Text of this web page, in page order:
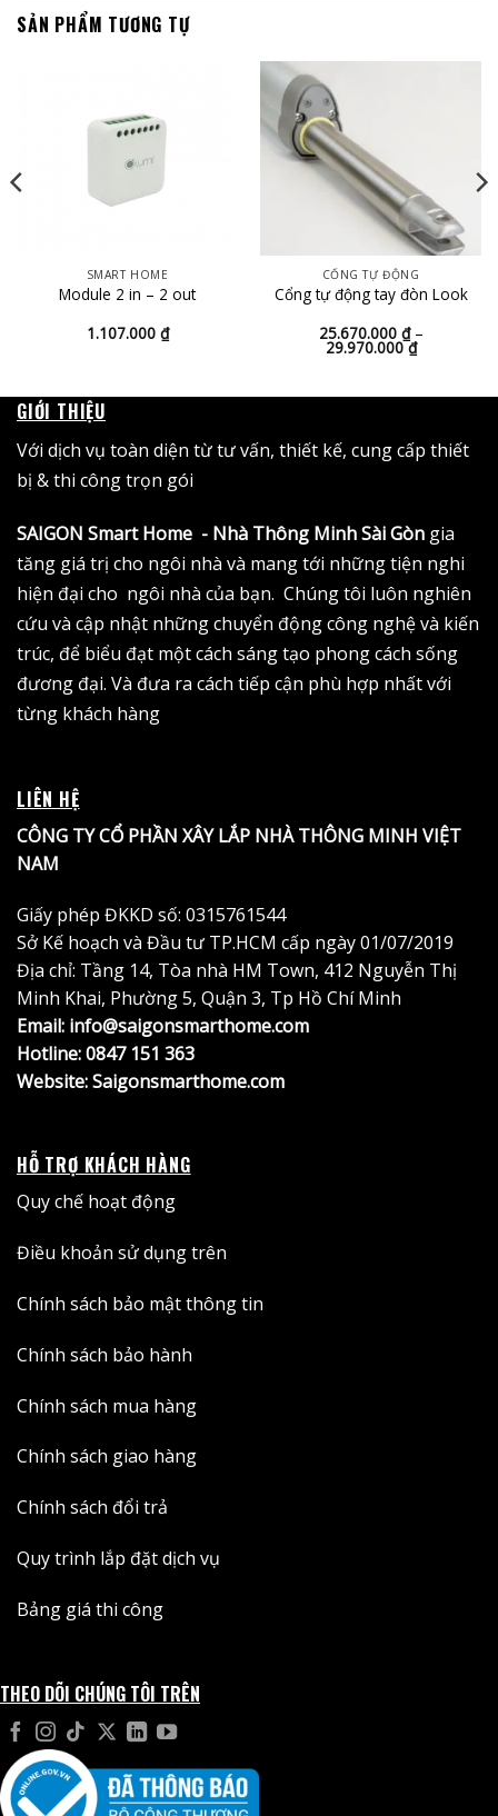
SẢN PHẨM TƯƠNG TỰ
SMART HOME
Module 2 in – 2 out
1.107.000 ₫
CỔNG TỰ ĐỘNG
Cổng tự động tay đòn Look
25.670.000 ₫ –
29.970.000₫Khoảng
giá:
đến
₫
GIỚI THIỆU
Với dịch vụ toàn diện từ tư vấn, thiết kế, cung cấp thiết
bị & thi công trọn gói
SAIGON Smart Home - Nhà Thông Minh Sài Gòn gia
tăng giá trị cho ngôi nhà và mang tới những tiện nghi
hiện đại cho ngôi nhà của bạn. Chúng tôi luôn nghiên
cứu và cập nhật những chuyển động công nghệ và kiến
trúc, để biểu đạt một cách sáng tạo phong cách sống
đương đại. Và đưa ra cách tiếp cận phù hợp nhất với
từng khách hàng
LIÊN HỆ
CÔNG TY CỔ PHẦN XÂY LẮP NHÀ THÔNG MINH VIỆT
NAM
Giấy phép ĐKKD số: 0315761544
Sở Kế hoạch và Đầu tư TP.HCM cấp ngày 01/07/2019
Địa chỉ: Tầng 14, Tòa nhà HM Town, 412 Nguyễn Thị
Minh Khai, Phường 5, Quận 3, Tp Hồ Chí Minh
Email: info@saigonsmarthome.com
Hotline:0847 151 363
Website:Saigonsmarthome.com
HỖ TRỢ KHÁCH HÀNG
Quy chế hoạt động
Điều khoản sử dụng trên
Chính sách bảo mật thông tin
Chính sách bảo hành
Chính sách mua hàng
Chính sách giao hàng
Chính sách đổi trả
Quy trình lắp đặt dịch vụ
Bảng giá thi công
THEO DÕI CHÚNG TÔI TRÊN